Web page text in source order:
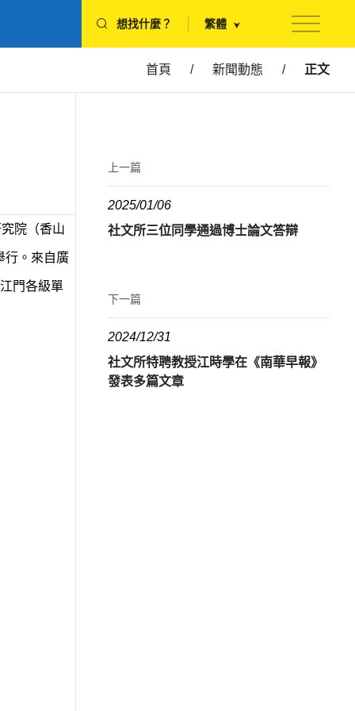
想找什麼？ 繁體
首頁 / 新聞動態 / 正文
院（香山
行。來自廣
門各級單
上一篇
2025/01/06
社文所三位同學通過博士論文答辯
下一篇
2024/12/31
社文所特聘教授江時學在《南華早報》
發表多篇文章